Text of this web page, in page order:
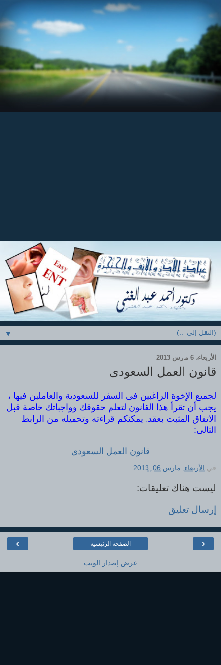
▼
الأربعاء، 6 مارس 2013
قانون العمل السعودى
لجميع الإخوة الراغبين فى السفر للسعودية والعاملين فيها ،
يجب أن تقرأ هذا القانون لتعلم حقوقك وواجباتك خاصة قبل
الاتفاق المثبت بعقد. يمكنكم قراءته وتحميله من الرابط
التالى:
قانون العمل السعودى
في الأربعاء, مارس 06, 2013
ليست هناك تعليقات:
إرسال تعليق
‹
› الصفحة الرئيسية
عرض إصدار الويب